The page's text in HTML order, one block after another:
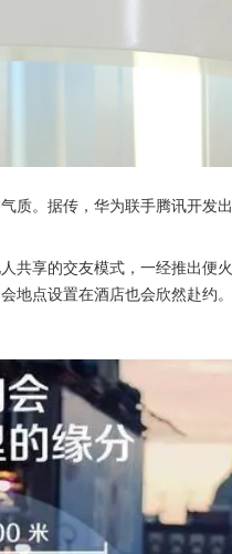
质。据传，华为联手腾讯开发
共享的交友模式，一经推出便
地点设置在酒店也会欣然赴约。